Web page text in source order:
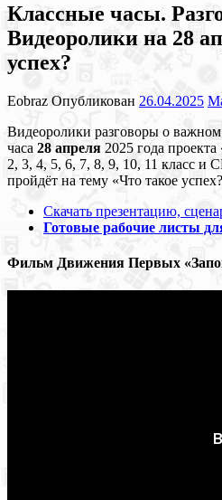
Классные часы.
Видеоролики на 28
успех?
Eobraz Опубликован 26.04.2025
Видеоролики разговоры о важном
часа 28 апреля 2025 года
2, 3, 4, 5, 6, 7, 8, 9, 10, 11 класс и
пройдёт на тему «Что такое
Скачать презентацию,
Готовые рабочие листы
Фильм Движения Первых